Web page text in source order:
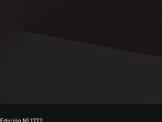
Edición Nº 1732